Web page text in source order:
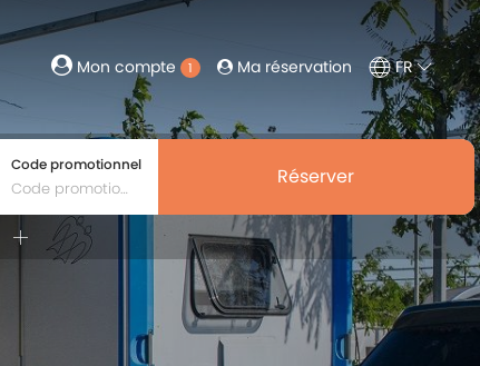
Mon compte 1 Ma réservation FR
Code promotionnel Réserver